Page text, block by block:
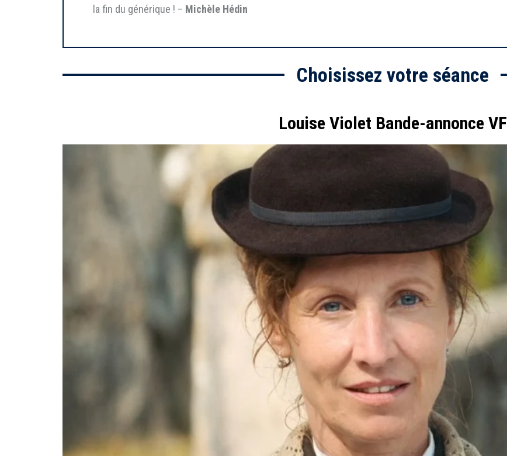
la fin du générique ! – Michèle Hédin
Choisissez votre séance
Louise Violet Bande-annonce VF